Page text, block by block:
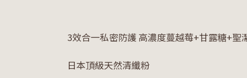
3效合一私密防護 高濃度蔓越莓+甘露糖+聖
日本頂級天然清纖粉